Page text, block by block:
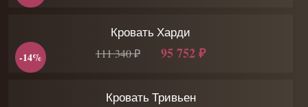
Кровать Харди
111 340 ₽ 95 752 ₽
-14%
Кровать Тривьен